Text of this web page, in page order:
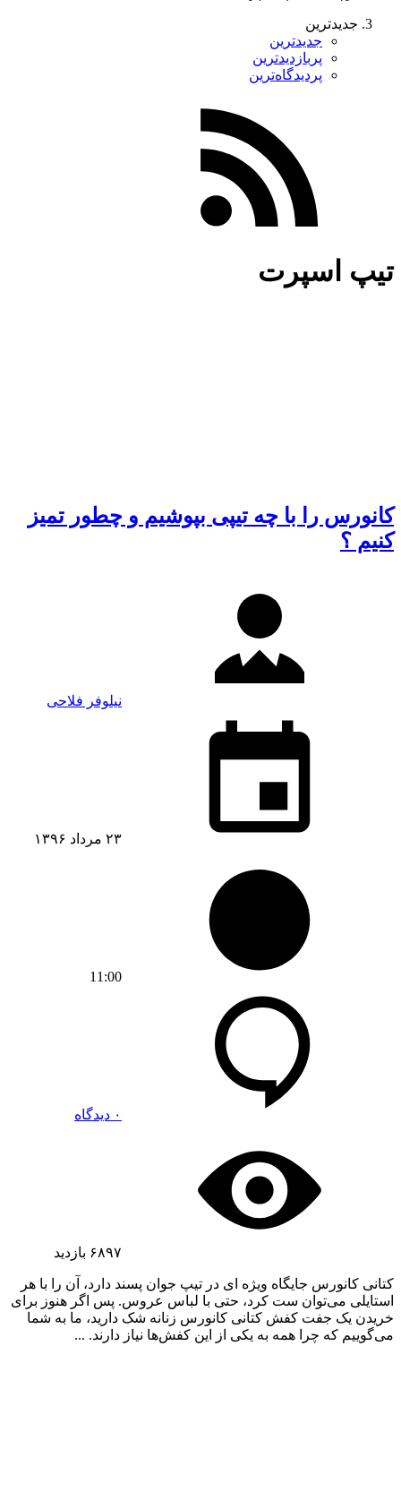
جدیدترین
جدیدترین
پربازدیدترین
پردیدگاه‌ترین
تیپ اسپرت
کانورس را با چه تیپی بپوشیم و چطور تمیز
کنیم ؟
نیلوفر فلاحی
۲۳ مرداد ۱۳۹۶
11:00
۰ دیدگاه
۶۸۹۷ بازدید
کتانی کانورس جایگاه ویژه ای در تیپ جوان پسند دارد، آن را با هر
استایلی می‌توان ست کرد، حتی با لباس عروس. پس اگر هنوز برای
خریدن یک جفت کفش کتانی کانورس زنانه شک دارید، ما به شما
می‌گوییم که چرا همه به یکی از این کفش‌ها نیاز دارند. ...